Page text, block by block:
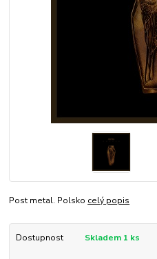
Post metal. Polsko celý popis
Dostupnost Skladem 1 ks